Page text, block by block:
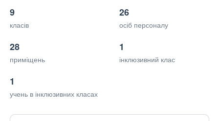
9
класів
26
осіб персоналу
28
приміщень
1
інклюзивний клас
1
учень в інклюзивних класах